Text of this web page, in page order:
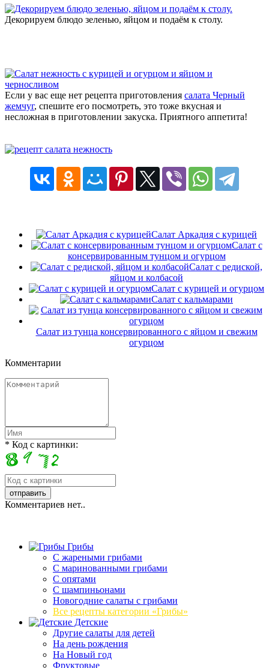
Декорируем блюдо зеленью, яйцом и подаём к столу.
Если у вас еще нет рецепта приготовления салата Черный
жемчуг, спешите его посмотреть, это тоже вкусная и
несложная в приготовлении закуска. Приятного аппетита!
Салат Аркадия с курицей
Салат с
консервированным тунцом и огурцом
Салат с редиской,
яйцом и колбасой
Салат с курицей и огурцом
Салат с кальмарами
Салат из тунца консервированного с яйцом и свежим
огурцом
Комментарии
* Код с картинки:
Комментариев нет..
Грибы
C жареными грибами
C маринованными грибами
C опятами
C шампиньонами
Новогодние салаты с грибами
Все рецепты категории «Грибы»
Детские
Другие салаты для детей
На день рождения
На Новый год
Фруктовые